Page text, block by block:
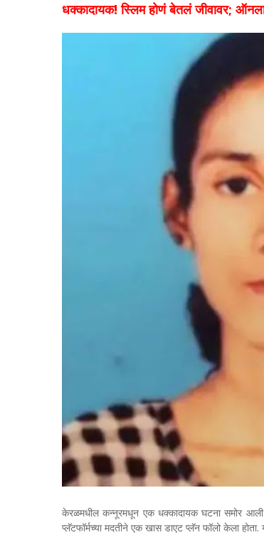
धक्कादायक! स्लिम होणं बेतलं जीवावर;
केरळमधील कन्नूरमधून एक धक्कादायक घटना समोर आली
प्लॅटफॉर्मच्या मदतीने एक खास डाएट प्लॅन फॉलो केला